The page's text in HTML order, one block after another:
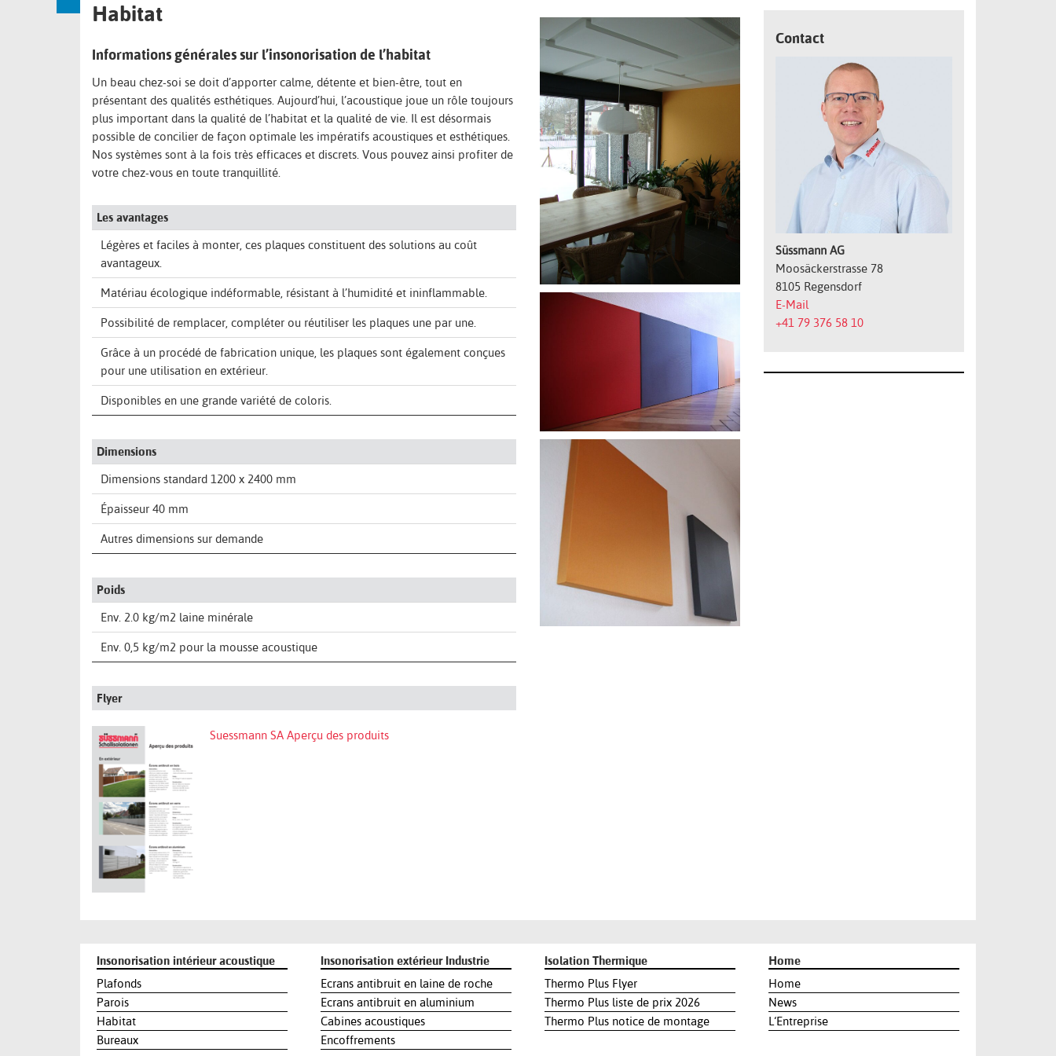
Habitat
Informations générales sur l’insonorisation de l’habitat
Un beau chez-soi se doit d’apporter calme, détente et bien-être, tout en
présentant des qualités esthétiques. Aujourd’hui, l’acoustique joue un rôle toujours
plus important dans la qualité de l’habitat et la qualité de vie. Il est désormais
possible de concilier de façon optimale les impératifs acoustiques et esthétiques.
Nos systèmes sont à la fois très efficaces et discrets. Vous pouvez ainsi profiter de
votre chez-vous en toute tranquillité.
Les avantages
Légères et faciles à monter, ces plaques constituent des solutions au coût
avantageux.
Matériau écologique indéformable, résistant à l’humidité et ininflammable.
Possibilité de remplacer, compléter ou réutiliser les plaques une par une.
Grâce à un procédé de fabrication unique, les plaques sont également conçues
pour une utilisation en extérieur.
Disponibles en une grande variété de coloris.
Dimensions
Dimensions standard 1200 x 2400 mm
Épaisseur 40 mm
Autres dimensions sur demande
Poids
Env. 2.0 kg/m2 laine minérale
Env. 0,5 kg/m2 pour la mousse acoustique
Flyer
Suessmann SA Aperçu des produits
Contact
Süssmann AG
Moosäckerstrasse 78
8105 Regensdorf
E-Mail
+41 79 376 58 10
Insonorisation intérieur acoustique
Plafonds
Parois
Habitat
Bureaux
Insonorisation extérieur Industrie
Ecrans antibruit en laine de roche
Ecrans antibruit en aluminium
Cabines acoustiques
Encoffrements
Isolation Thermique
Thermo Plus Flyer
Thermo Plus liste de prix 2026
Thermo Plus notice de montage
Home
Home
News
L‘Entreprise